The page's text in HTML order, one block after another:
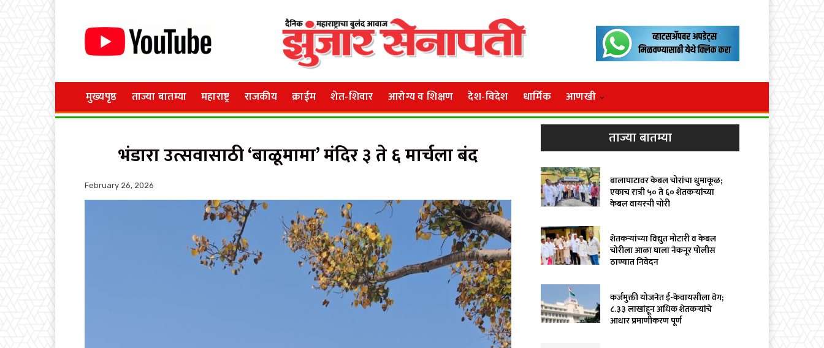
मुख्यपृष्ठ ताज्या बातम्या महाराष्ट्र राजकीय क्राईम शेत-शिवार आरोग्य व शिक्षण देश-विदेश धार्मिक आणखी
भंडारा उत्सवासाठी ‘बाळूमामा’ मंदिर ३ ते ६ मार्चला बंद
February 26, 2026
ताज्या बातम्या
बालाघाटावर केबल चोरांचा धुमाकूळ;
एकाच रात्री ५० ते ६० शेतकऱ्यांच्या
केबल वायरची चोरी
शेतकऱ्यांच्या विद्युत मोटारी व केबल
चोरीला आळा घाला नेकनूर पोलीस
ठाण्यात निवेदन
कर्जमुक्ती योजनेत ई-केवायसीला वेग;
८.३३ लाखांहून अधिक शेतकऱ्यांचे
आधार प्रमाणीकरण पूर्ण